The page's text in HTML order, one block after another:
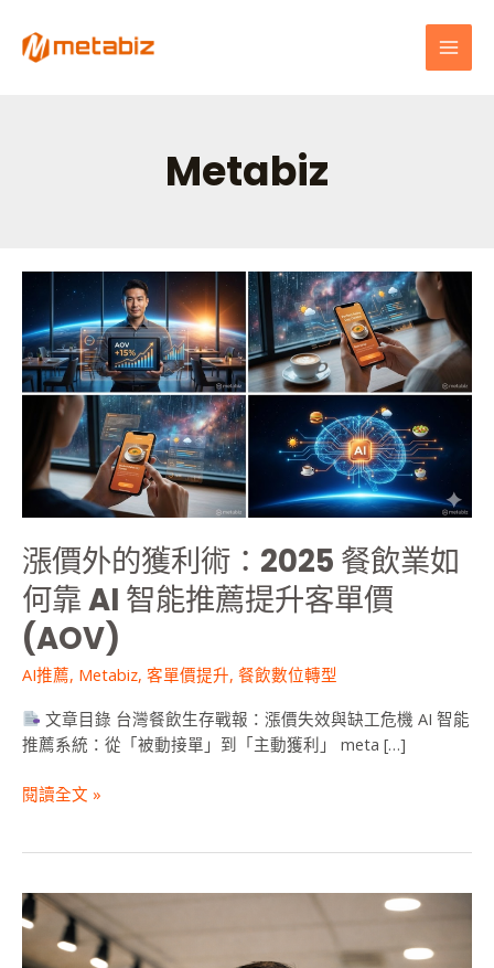
Metabiz
漲價外的獲利術：2025 餐飲業如
何靠 AI 智能推薦提升客單價
(AOV)
AI推薦, Metabiz, 客單價提升, 餐飲數位轉型
文章目錄 台灣餐飲生存戰報：漲價失效與缺工危機 AI 智能
推薦系統：從「被動接單」到「主動獲利」 meta […]
外
的
獲
術：
2025
餐
如
何
靠
AI
推
薦
升
(AOV)
閱讀全文 »
Agentic
AI：
破
頁